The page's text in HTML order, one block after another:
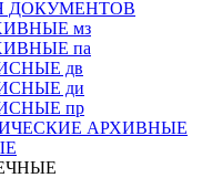
ДОКУМЕНТОВ
мз
па
дв
ди
пр
АРХИВНЫЕ